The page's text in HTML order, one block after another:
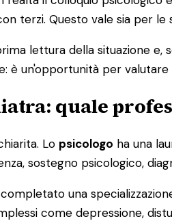
terzi. Questo vale sia per
lettura della situazione
un'opportunità per
quale
Lo psicologo ha una
sostegno psicologico,
una
come depressione,